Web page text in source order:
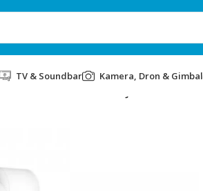
TV & Soundbar Kamera, Dron & Gimbal